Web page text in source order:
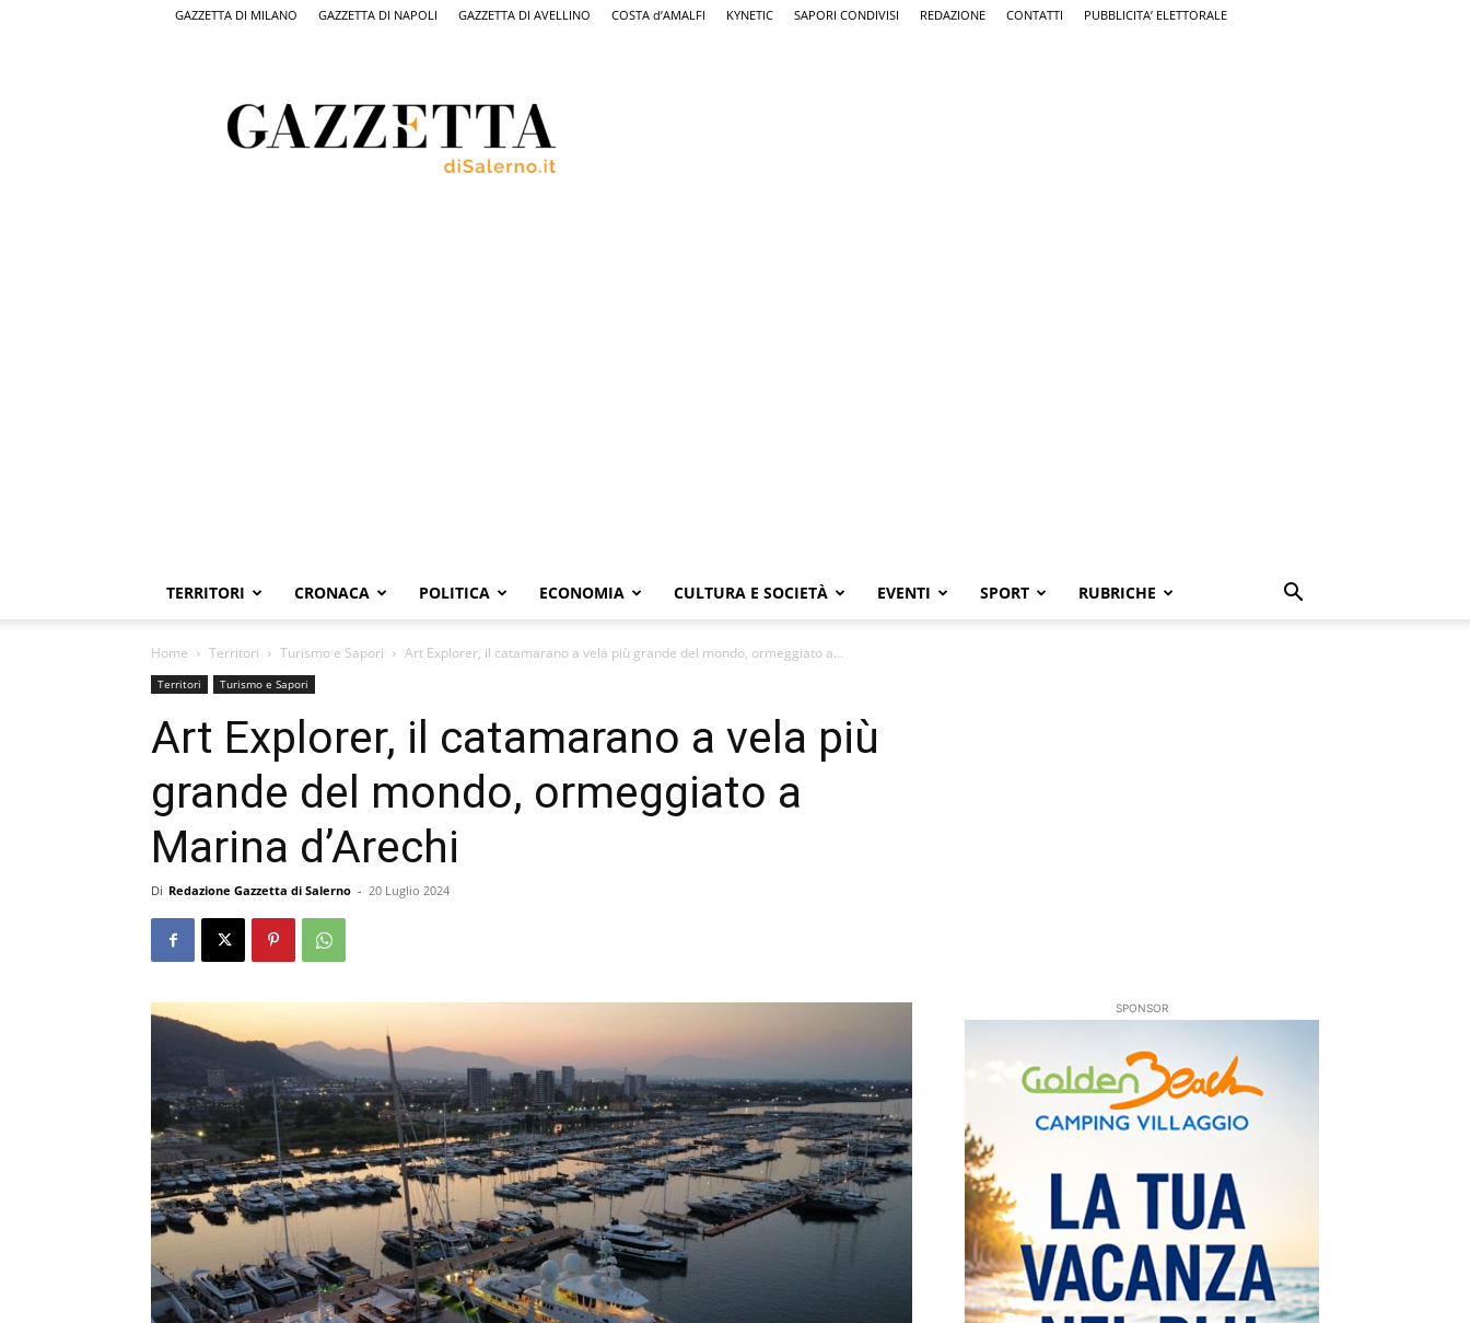
GAZZETTA DI MILANO GAZZETTA DI NAPOLI GAZZETTA DI AVELLINO COSTA d’AMALFI KYNETIC SAPORI CONDIVISI REDAZIONE CONTATTI PUBBLICITA’ ELETTORALE
Salerno,
il
quotidiano
TERRITORI CRONACA POLITICA ECONOMIA CULTURA E SOCIETÀ EVENTI SPORT RUBRICHE
Home Territori Turismo e Sapori Art Explorer, il catamarano a vela più grande del mondo, ormeggiato a...
Territori Turismo e Sapori
Art Explorer, il catamarano a vela più
grande del mondo, ormeggiato a
Marina d’Arechi
Di Redazione Gazzetta di Salerno - 20 Luglio 2024
SPONSOR